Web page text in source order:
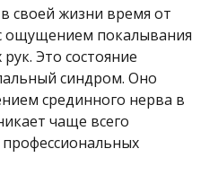
своей жизни время от
ощущением покалывания
Это состояние
синдром. Оно
срединного нерва в
чаще всего